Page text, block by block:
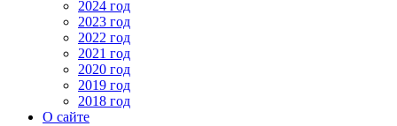
2024 год
2023 год
2022 год
2021 год
2020 год
2019 год
2018 год
О сайте